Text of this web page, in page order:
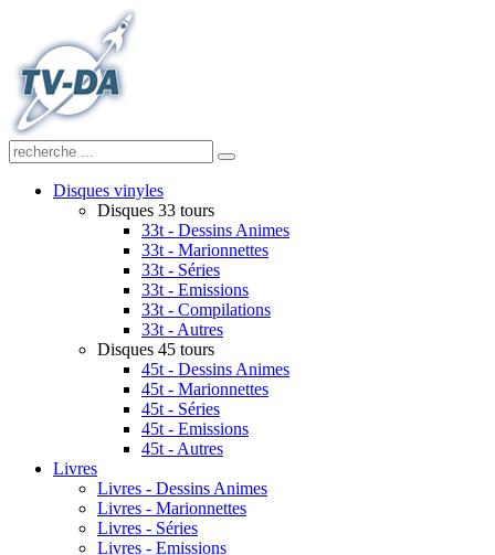
Disques vinyles
Disques 33 tours
33t - Dessins Animes
33t - Marionnettes
33t - Séries
33t - Emissions
33t - Compilations
33t - Autres
Disques 45 tours
45t - Dessins Animes
45t - Marionnettes
45t - Séries
45t - Emissions
45t - Autres
Livres
Livres - Dessins Animes
Livres - Marionnettes
Livres - Séries
Livres - Emissions